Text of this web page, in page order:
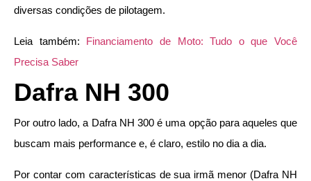
diversas condições de pilotagem.
Leia também: Financiamento de Moto: Tudo o que Você
Precisa Saber
Dafra NH 300
Por outro lado, a Dafra NH 300 é uma opção para aqueles que
buscam mais performance e, é claro, estilo no dia a dia.
Por contar com características de sua irmã menor (Dafra NH